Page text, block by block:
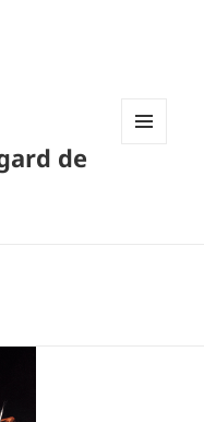
de